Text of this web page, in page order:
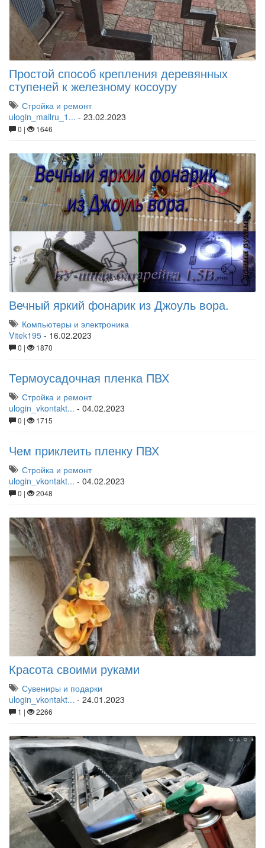
Простой способ крепления деревянных
ступеней к железному косоуру
Стройка и ремонт
ulogin_mailru_1... - 23.02.2023
0 | 1646
Вечный яркий фонарик из Джоуль вора.
Компьютеры и электроника
Vitek195 - 16.02.2023
0 | 1870
Термоусадочная пленка ПВХ
Стройка и ремонт
ulogin_vkontakt... - 04.02.2023
0 | 1715
Чем приклеить пленку ПВХ
Стройка и ремонт
ulogin_vkontakt... - 04.02.2023
0 | 2048
Красота своими руками
Сувениры и подарки
ulogin_vkontakt... - 24.01.2023
1 | 2266